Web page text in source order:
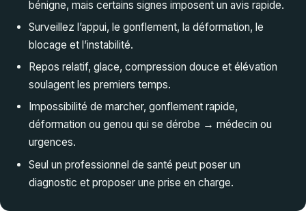
bénigne, mais certains signes imposent un avis rapide.
Surveillez l’appui, le gonflement, la déformation, le
blocage et l’instabilité.
Repos relatif, glace, compression douce et élévation
soulagent les premiers temps.
Impossibilité de marcher, gonflement rapide,
déformation ou genou qui se dérobe → médecin ou
urgences.
Seul un professionnel de santé peut poser un
diagnostic et proposer une prise en charge.